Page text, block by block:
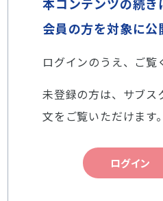
会員の方を対象に公
ログインのうえ、ご覧
未登録の方は、サブス
文をご覧いただけます。
ログイン